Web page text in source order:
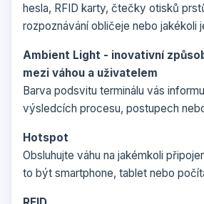
hesla, RFID karty, čtečky otisků
rozpoznávání obličeje nebo jakékoli
Ambient Light - inovativní
mezi váhou a uživatelem
Barva podsvitu terminálu vás
výsledcích procesu, postupech
Hotspot
Obsluhujte váhu na jakémkoli
to být smartphone, tablet nebo